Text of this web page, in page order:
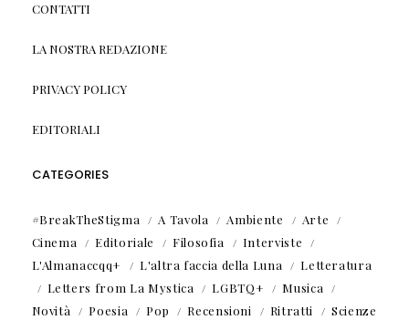
CONTATTI
LA NOSTRA REDAZIONE
PRIVACY POLICY
EDITORIALI
CATEGORIES
#BreakTheStigma A Tavola Ambiente
Arte
Cinema
Editoriale Filosofia
Interviste
L'Almanaccqq+
L'altra faccia della Luna
Letteratura
Letters from La Mystica
LGBTQ+
Musica
Novità
Poesia Pop Recensioni Ritratti
Scienze